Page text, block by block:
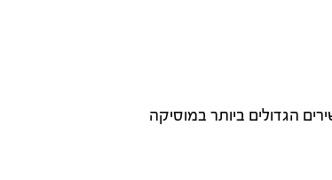
הגדולים ביותר במוסיקה